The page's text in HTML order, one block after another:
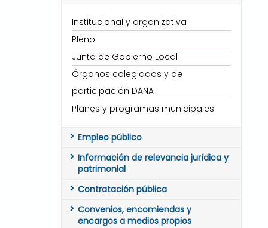
Institucional y organizativa
Pleno
Junta de Gobierno Local
Órganos colegiados y de
participación DANA
Planes y programas municipales
Empleo público
Información de relevancia jurídica y
patrimonial
Contratación pública
Convenios, encomiendas y
encargos a medios propios